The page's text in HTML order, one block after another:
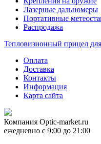
Лазерные дальномеры
Портативные
Распродажа
Тепловизионный прицел
Оплата
Доставка
Контакты
Информация
Карта сайта
Компания Optic-market.ru
ежедневно с 9:00 до 21:00